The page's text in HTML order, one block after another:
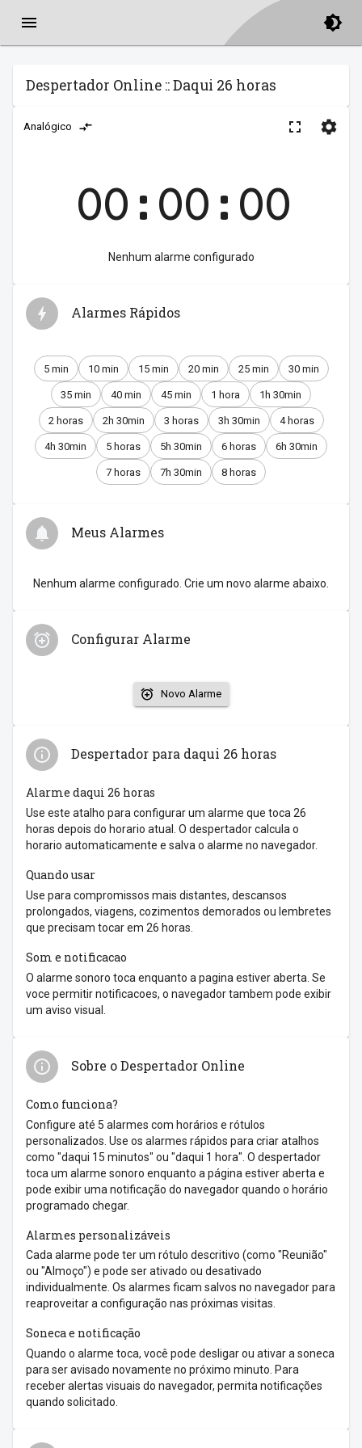
Despertador Online :: Daqui 26 horas
Analógico
00:00:00
Nenhum alarme configurado
Alarmes Rápidos
5 min 10 min 15 min 20 min 25 min 30 min
35 min 40 min 45 min 1 hora 1h 30min
2 horas 2h 30min 3 horas 3h 30min 4 horas
4h 30min 5 horas 5h 30min 6 horas 6h 30min
7 horas 7h 30min 8 horas
Meus Alarmes
Nenhum alarme configurado. Crie um novo alarme abaixo.
Configurar Alarme
Novo Alarme
Despertador para daqui 26 horas
Alarme daqui 26 horas
Use este atalho para configurar um alarme que toca 26
horas depois do horario atual. O despertador calcula o
horario automaticamente e salva o alarme no navegador.
Quando usar
Use para compromissos mais distantes, descansos
prolongados, viagens, cozimentos demorados ou lembretes
que precisam tocar em 26 horas.
Som e notificacao
O alarme sonoro toca enquanto a pagina estiver aberta. Se
voce permitir notificacoes, o navegador tambem pode exibir
um aviso visual.
Sobre o Despertador Online
Como funciona?
Configure até 5 alarmes com horários e rótulos
personalizados. Use os alarmes rápidos para criar atalhos
como "daqui 15 minutos" ou "daqui 1 hora". O despertador
toca um alarme sonoro enquanto a página estiver aberta e
pode exibir uma notificação do navegador quando o horário
programado chegar.
Alarmes personalizáveis
Cada alarme pode ter um rótulo descritivo (como "Reunião"
ou "Almoço") e pode ser ativado ou desativado
individualmente. Os alarmes ficam salvos no navegador para
reaproveitar a configuração nas próximas visitas.
Soneca e notificação
Quando o alarme toca, você pode desligar ou ativar a soneca
para ser avisado novamente no próximo minuto. Para
receber alertas visuais do navegador, permita notificações
quando solicitado.